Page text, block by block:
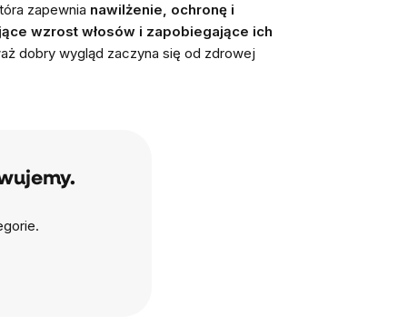
zapewnia nawilżenie, ochronę i
wzrost włosów i zapobiegające ich
dobry wygląd zaczyna się od zdrowej